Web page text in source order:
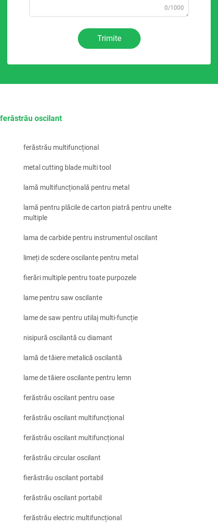
0/1000
Trimite
ferăstrău oscilant
ferăstrău multifuncțional
metal cutting blade multi tool
lamă multifuncțională pentru metal
lamă pentru plăcile de carton piatră pentru unelte
multiple
lama de carbide pentru instrumentul oscilant
limeți de scdere oscilante pentru metal
fierări multiple pentru toate purpozele
lame pentru saw oscilante
lame de saw pentru utilaj multi-funcție
nisipură oscilantă cu diamant
lamă de tăiere metalică oscilantă
lame de tăiere oscilante pentru lemn
ferăstrău oscilant pentru oase
ferăstrău oscilant multifuncțional
ferăstrău oscilant multifuncțional
ferăstrău circular oscilant
fierăstrău oscilant portabil
ferăstrău oscilant portabil
ferăstrău electric multifuncțional